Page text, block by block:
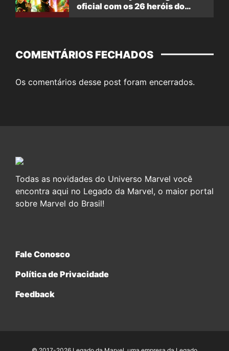
oficial com os 26 heróis do
COMENTÁRIOS FECHADOS
Os comentários desse post foram encerrados.
Todas as novidades do Universo Marvel você
encontra aqui no Legado da Marvel, o maior portal
sobre Marvel do Brasil!
Fale Conosco
Política de Privacidade
Feedback